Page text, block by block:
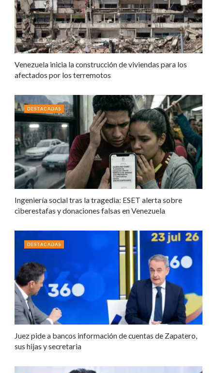
Venezuela inicia la construcción de viviendas para los
afectados por los terremotos
Ingeniería social tras la tragedia: ESET alerta sobre
ciberestafas y donaciones falsas en Venezuela
DESTACADAS
Juez pide a bancos información de cuentas de Zapatero,
sus hijas y secretaria
DESTACADAS